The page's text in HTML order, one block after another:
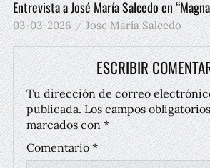
Entrevista a José María Salcedo en
03-03-2026 Jose María Salcedo
ESCRIBIR
Tu dirección de correo
publicada. Los campos
marcados con*
Comentario*